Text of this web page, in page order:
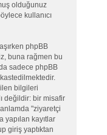
olduğunuz
kullanıcı
phpBB
buna rağmen bu
sadece phpBB
bilgileri
değildir: bir misafir
"ziyaretçi
yapılan kayıtlar
giriş yaptıktan